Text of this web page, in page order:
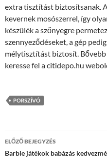
extra tisztítást biztosítsanak.
kevernek mosószerrel, így
készülék a szőnyegre
szennyeződéseket, a gép
mélytisztítást biztosít.
keresse fel a citidepo.hu
PORSZÍVÓ
Bejegyzés
navigáció
ELŐZŐ BEJEGYZÉS
Barbie játékok babázás